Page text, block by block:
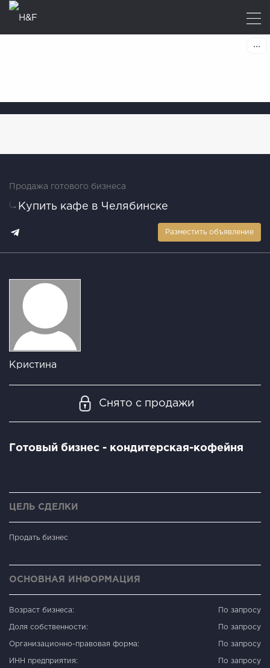
Продажа готового бизнеса
Купить кафе в Челябинске
Разместить объявление
Кристина
Снято с продажи
Готовый бизнес - кондитерская-кофейня
ЦЕЛЬ СДЕЛКИ
Продать бизнес
ОСНОВНАЯ ИНФОРМАЦИЯ
Возраст бизнеса: По запросу
Доля собственности: По запросу
Организационно-правовая форма: По запросу
ИНН предприятия: По запросу